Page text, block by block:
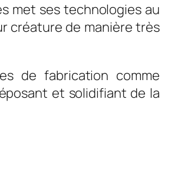
met ses technologies au
créature de manière très
de fabrication comme
et solidifiant de la